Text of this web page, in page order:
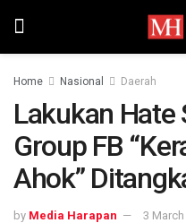
Home Nasional Daerah
Lakukan Hate
Group FB
Ahok”
by Media Harapan 3 March